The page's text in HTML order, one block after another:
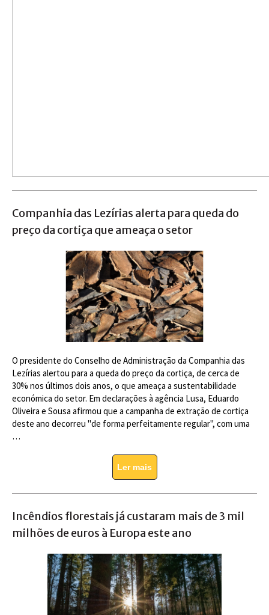
Companhia das Lezírias alerta para queda do
preço da cortiça que ameaça o setor
O presidente do Conselho de Administração da Companhia das
Lezírias alertou para a queda do preço da cortiça, de cerca de
30% nos últimos dois anos, o que ameaça a sustentabilidade
económica do setor. Em declarações à agência Lusa, Eduardo
Oliveira e Sousa afirmou que a campanha de extração de cortiça
deste ano decorreu "de forma perfeitamente regular", com uma
…
Ler mais
Incêndios florestais já custaram mais de 3 mil
milhões de euros à Europa este ano